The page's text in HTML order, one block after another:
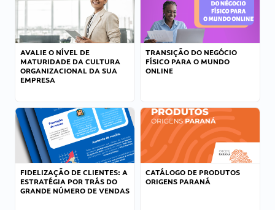
AVALIE O NÍVEL DE
MATURIDADE DA CULTURA
ORGANIZACIONAL DA SUA
EMPRESA
TRANSIÇÃO DO NEGÓCIO
FÍSICO PARA O MUNDO
ONLINE
FIDELIZAÇÃO DE CLIENTES: A
ESTRATÉGIA POR TRÁS DO
GRANDE NÚMERO DE VENDAS
CATÁLOGO DE PRODUTOS
ORIGENS PARANÁ